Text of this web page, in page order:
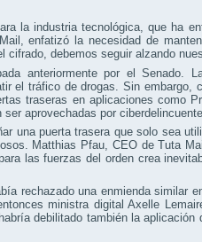
la industria tecnológica, que ha
enfatizó la necesidad de
cifrado, debemos seguir alzando
anteriormente por el Senado.
el tráfico de drogas. Sin
traseras en aplicaciones como
aprovechadas por
una puerta trasera que solo sea
Matthias Pfau, CEO de Tuta
las fuerzas del orden crea
rechazado una enmienda similar
ministra digital Axelle
debilitado también la aplicación